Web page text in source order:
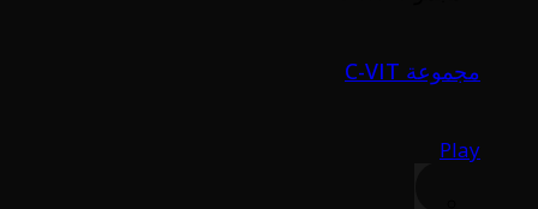
مجموعة C-VIT
Play